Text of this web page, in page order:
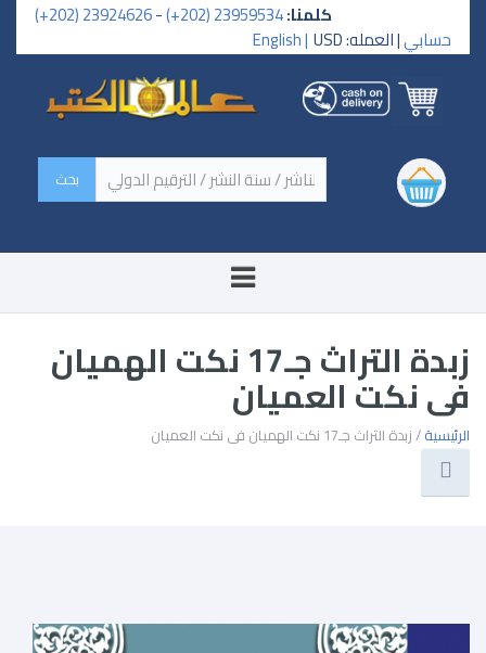
كلمنا:23959534 (202+)
-
23924626 (202+)
حسابي| العمله: USD English |
‏اسم الكتاب / اسم الناشر /
سنة النشر / الترقيم الدولي ‏
زبدة التراث جـ17 نكت الهميان
فى نكت العميان
الرئيسية/ زبدة التراث جـ17 نكت الهميان فى نكت العميان